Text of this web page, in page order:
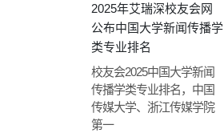
2025年艾瑞深校友会网
公布中国大学新闻传播学
类专业排名
校友会2025中国大学新闻
传播学类专业排名，中国
传媒大学、浙江传媒学院
第一